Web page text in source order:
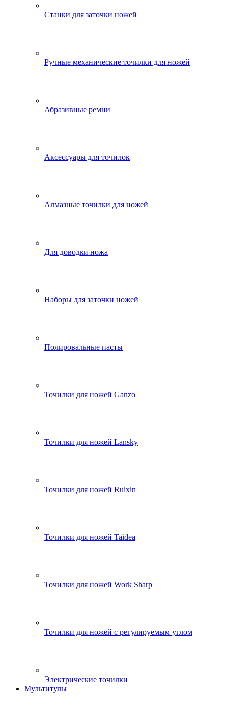
Станки для заточки ножей
Ручные механические точилки для ножей
Абразивные ремни
Аксессуары для точилок
Алмазные точилки для ножей
Для доводки ножа
Наборы для заточки ножей
Полировальные пасты
Точилки для ножей Ganzo
Точилки для ножей Lansky
Точилки для ножей Ruixin
Точилки для ножей Taidea
Точилки для ножей Work Sharp
Точилки для ножей с регулируемым углом
Электрические точилки
Мультитулы